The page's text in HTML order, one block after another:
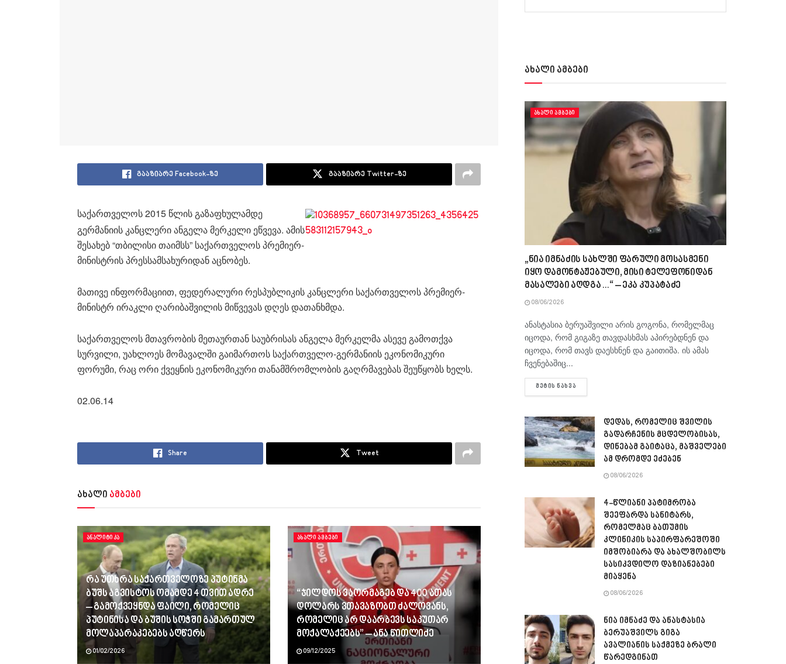
გააზიარე Facebook-ზე გააზიარე Twitter-ზე
საქართველოს 2015 წლის გაზაფხულამდე
გერმანიის კანცლერი ანგელა მერკელი ეწვევა. ამის
შესახებ “თბილისი თაიმსს” საქართველოს პრემიერ-
მინისტრის პრესსამსახურიდან აცნობეს.
მათივე ინფორმაციით, ფედერალური რესპუბლიკის კანცლერი საქართველოს პრემიერ-
მინისტრ ირაკლი ღარიბაშვილის მიწვევას დღეს დათანხმდა.
საქართველოს მთავრობის მეთაურთან საუბრისას ანგელა მერკელმა ასევე გამოთქვა
სურვილი, უახლოეს მომავალში გაიმართოს საქართველო-გერმანიის ეკონომიკური
ფორუმი, რაც ორი ქვეყნის ეკონომიკური თანამშრომლობის გაღრმავებას შეუწყობს ხელს.
02.06.14
Share Tweet
ახალი ამბები
ᲐᲜᲐᲚᲘᲢᲘᲙᲐ
რა უთხრა საქართველოზე პუტინმა
ბუშს აგვისტოს ომამდე 4 თვით ადრე
– გამოქვეყნდა ფაილი, რომელიც
პუტინისა და ბუშის სოჭში გამართულ
მოლაპარაკებებს აღწერს
01/02/2026
ᲐᲮᲐᲚᲘ ᲐᲛᲑᲔᲑᲘ
“ჯილდოს ვაორმაგებ და 400 ათას
დოლარს ვთავაზობთ ძალოვანს,
რომელიც არ დაარბევს საკუთარ
მოქალაქეებს” – ანა წითლიძე
09/12/2025
ახალი ამბები
ᲐᲮᲐᲚᲘ ᲐᲛᲑᲔᲑᲘ
„ნია იმნაძის სახლში ფარული მოსასმენი
იყო დამონტაჟებული, მისი ტელეფონიდან
მასალები აღდგა…“ – ეკა კუპატაძე
08/06/2026
ანასტასია ბერუაშვილი არის გოგონა, რომელმაც
იცოდა, რომ გიგაზე თავდასხმას აპირებდნენ და
იცოდა, რომ თავს დაესხნენ და გაითიშა. ის ამას
ჩვენებაშიც...
ᲛᲔᲢᲘᲡ ᲜᲐᲮᲕᲐ
დედას, რომელიც შვილის
გადარჩენის მცდელობისას,
დინებამ გაიტაცა, მაშველები
ამ დრომდე ეძებენ
08/06/2026
4-წლიანი პატიმრობა
შეეფარდა სანიტარს,
რომელმაც ბათუმის
კლინიკის საპირფარეშოში
იმშობიარა და ახალშობილს
სასიკვდილო დაზიანებები
მიაყენა
08/06/2026
ნია იმნაძე და ანასტასია
ბერუაშვილს გიგა
ავალიანის საქმეზე ბრალი
წარედგინათ